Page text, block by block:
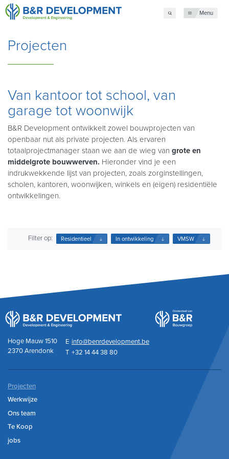
Menu
Projecten
Van kantoor tot school, van
garage tot woonwijk
B&R Development ontwikkelt zowel bouwprojecten van
openbaar nut als private projecten. Als ervaren
totaalprojectmanager staan we aan de wieg van grote en
middelgrote bouwwerven. Hieronder vind je een
indrukwekkende lijst van projecten, zoals zorginstellingen,
scholen, kantoren, woonwijken, winkels en (eigen) residentiële
ontwikkelingen.
Filter op: Residentieel In ontwikkeling VMSW
Hoge Mauw 1510
2370 Arendonk
E info@benrdevelopment.be
T +32 14 44 38 80
Projecten
Werkwijze
Ons team
Te Koop
jobs